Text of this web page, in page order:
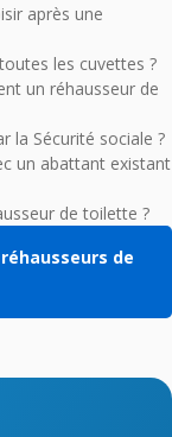
après une
les cuvettes ?
un réhausseur de
la Sécurité sociale ?
un abattant existant
de toilette ?
de